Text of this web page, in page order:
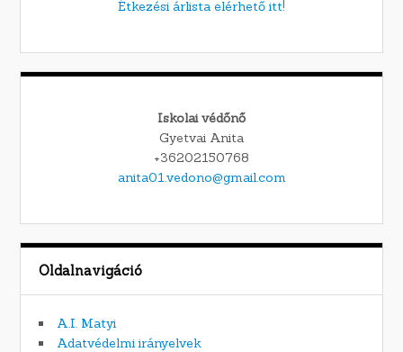
Étkezési árlista elérhető itt!
Iskolai védőnő
Gyetvai Anita
+36202150768
anita01.vedono@gmail.com
Oldalnavigáció
A.I. Matyi
Adatvédelmi irányelvek